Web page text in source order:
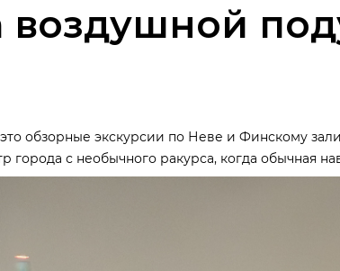
воздушной
обзорные экскурсии по Неве и Финскому
с необычного ракурса, когда обычная